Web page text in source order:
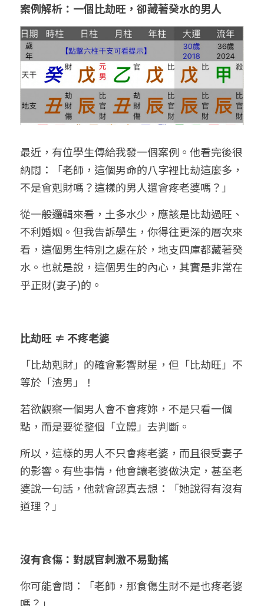
案例解析：一個比劫旺，卻藏著癸水的男人
最近，有位學生傳給我發一個案例。他看完後很
納悶：「老師，這個男命的八字裡比劫這麼多，
不是會剋財嗎？這樣的男人還會疼老婆嗎？」
從一般邏輯來看，土多水少，應該是比劫過旺、
不利婚姻。但我告訴學生，你得往更深的層次來
看，這個男生特別之處在於，地支四庫都藏著癸
水。也就是說，這個男生的內心，其實是非常在
乎正財(妻子)的。
比劫旺 ≠ 不疼老婆
「比劫剋財」的確會影響財星，但「比劫旺」不
等於「渣男」！
若欲觀察一個男人會不會疼妳，不是只看一個
點，而是要從整個「立體」去判斷。
所以，這樣的男人不只會疼老婆，而且很受妻子
的影響。有些事情，他會讓老婆做決定，甚至老
婆說一句話，他就會認真去想：「她說得有沒有
道理？」
沒有食傷：對感官刺激不易動搖
你可能會問：「老師，那食傷生財不是也疼老婆